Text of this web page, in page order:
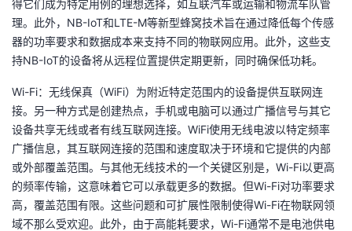
得它们成为特定用例的理想选择，如互联汽车或运输和物流车队管
理。此外，NB-IoT和LTE-M等新型蜂窝技术旨在通过降低每个传感
器的功率要求和数据成本来支持不同的物联网应用。此外，这些支
持NB-IoT的设备将从远程位置提供定期更新，同时确保低功耗。
Wi-Fi：无线保真（WiFi）为附近特定范围内的设备提供互联网连
接。另一种方式是创建热点，手机或电脑可以通过广播信号与其它
设备共享无线或者有线互联网连接。WiFi使用无线电波以特定频率
广播信息，其互联网连接的范围和速度取决于环境和它提供的内部
或外部覆盖范围。与其他无线技术的一个关键区别是，Wi-Fi以更高
的频率传输，这意味着它可以承载更多的数据。但Wi-Fi对功率要求
高，覆盖范围有限。这些问题和可扩展性限制使得Wi-Fi在物联网领
域不那么受欢迎。此外，由于高能耗要求，Wi-Fi通常不是电池供电